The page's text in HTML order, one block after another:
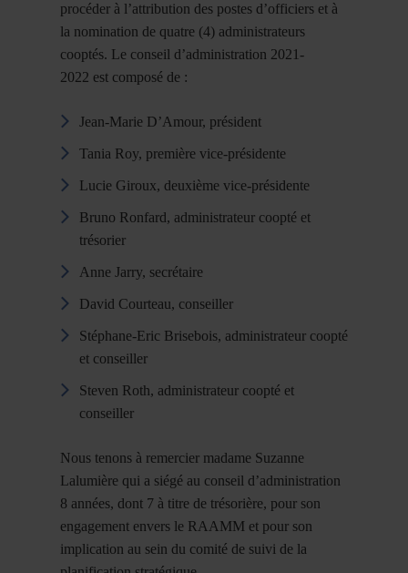
procéder à l’attribution des postes d’officiers et à
la nomination de quatre (4) administrateurs
cooptés. Le conseil d’administration 2021-
2022 est composé de :
Jean-Marie D’Amour, président
Tania Roy, première vice-présidente
Lucie Giroux, deuxième vice-présidente
Bruno Ronfard, administrateur coopté et
trésorier
Anne Jarry, secrétaire
David Courteau, conseiller
Stéphane-Eric Brisebois, administrateur coopté
et conseiller
Steven Roth, administrateur coopté et
conseiller
Nous tenons à remercier madame Suzanne
Lalumière qui a siégé au conseil d’administration
8 années, dont 7 à titre de trésorière, pour son
engagement envers le RAAMM et pour son
implication au sein du comité de suivi de la